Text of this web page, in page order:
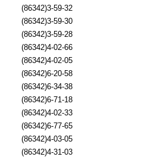
(86342)3-59-32
(86342)3-59-30
(86342)3-59-28
(86342)4-02-66
(86342)4-02-05
(86342)6-20-58
(86342)6-34-38
(86342)6-71-18
(86342)4-02-33
(86342)6-77-65
(86342)4-03-05
(86342)4-31-03